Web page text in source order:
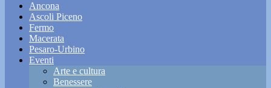
Ancona
Ascoli Piceno
Fermo
Macerata
Pesaro-Urbino
Eventi
Arte e cultura
Benessere